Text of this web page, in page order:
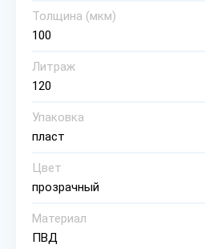
Толщина (мкм)
100
Литраж
120
Упаковка
пласт
Цвет
прозрачный
Материал
ПВД